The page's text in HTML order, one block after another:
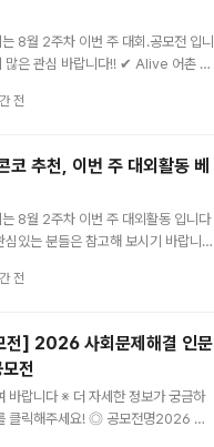
8월 2주차 이번 주 대회.공모전 입니
많은 관심 바랍니다!! ✔ Alive 어촌 영
인테리어 컨테스트✔ 2026년 에이
시의회 청년 학술 논문 공모전✔ 202
터마크) 아이디어·콘텐츠 공모전✔
모전✔ 2026년 미래여성경제인육
멘토링·IP권리화 프로그램✔ 저탄소
소비 대국민 공모전 * 자세한 내용은 뉴
페이지에서 확인하시면 도움이 됩니
전
추천, 이번 주 대외활동 베
8월 2주차 이번 주 대외활동 입니다
있는 분들은 참고해 보시기 바랍니
청년봉사단 하반기 인원 모집✔ 상
1기 모집✔ 마케터를 위한 인사이트 플
디터를 모집합니다!✔ 로컬 맛집 콘텐
채널 활성화 프로젝트 참여자 모집✔
굿브레인 콘퍼런스✔ 2026 서울무
서포터즈를 모집합니다✔ 제35회 구
전
전] 2026 사회문제해결 인문
전
바랍니다 ※ 더 자세한 정보가 궁금하
클릭해주세요! ◎ 공모전명2026 사